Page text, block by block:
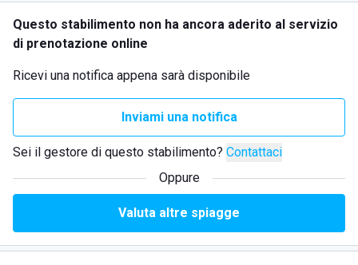
Questo stabilimento non ha ancora aderito al servizio
di prenotazione online
Ricevi una notifica appena sarà disponibile
Inviami una notifica
Sei il gestore di questo stabilimento? Contattaci
Oppure
Valuta altre spiagge